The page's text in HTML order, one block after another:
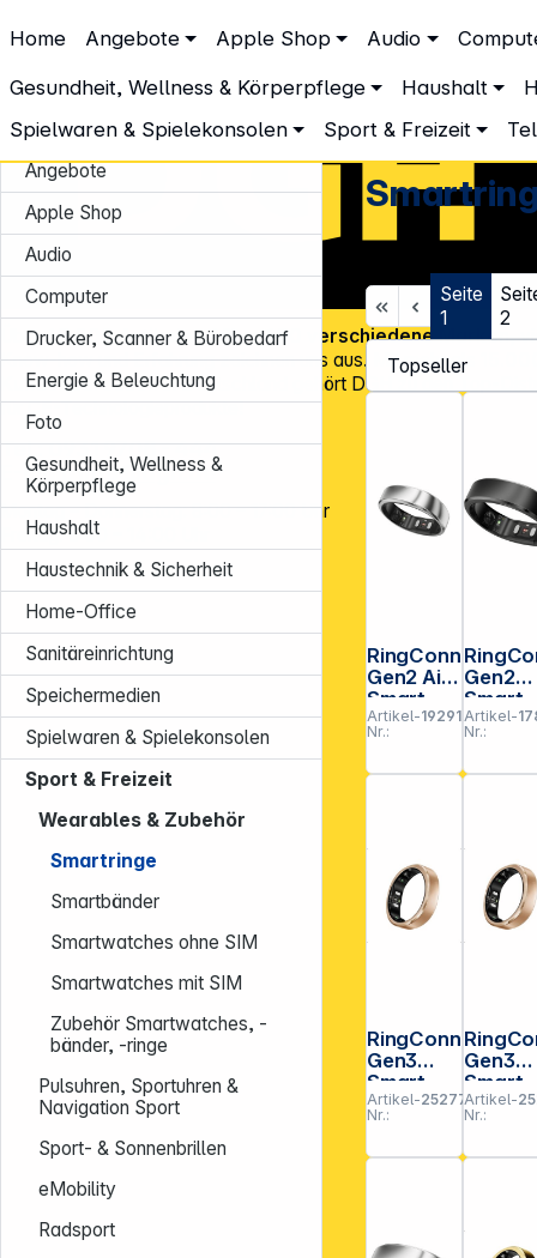
Home Angebote Apple Shop Audio
Gesundheit, Wellness & Körperpflege Haushalt
Spielwaren & Spielekonsolen
Sport & Freizeit
Sport & Freizeit Wearables & Zubehör Smartringe
Smartringe
Angebote
Apple Shop
Audio
Computer
Drucker, Scanner & Bürobedarf
Energie & Beleuchtung
Foto
Gesundheit, Wellness &
Körperpflege
Haushalt
Haustechnik & Sicherheit
Home-Office
Sanitäreinrichtung
Speichermedien
Spielwaren & Spielekonsolen
Sport & Freizeit
Wearables & Zubehör
Smartringe
Smartbänder
Smartwatches ohne SIM
Smartwatches mit SIM
Zubehör Smartwatches, -
bänder, -ringe
Pulsuhren, Sportuhren &
Navigation Sport
Sport- & Sonnenbrillen
eMobility
Radsport
Seite
1
2
RingConn
Gen2 Air
Smart
Ring
Silber
Größe 7
Artikel-
Nr.:
192917
Gen2
Smart
Ring
Schwarz
Artikel-
Nr.:
RingConn
Gen3
Smart
Ring
Größe 9
Rose
Artikel-
Nr.:
252774
Gen3
Smart
Ring
Größe 8
Rose
Artikel-
Nr.:
Über45.000 Artikelund über600 verschiedene Marken,
Know-how und Erfahrung zeichnen uns aus. Mit mehr als
Kundenadressenin Deutschland gehört DGH zu den Top-
für CE-Technologieprodukte!
Tel.: 0931 9708 - 444
E-Mail:info@dgh.de
Montag – Donnerstag: 8:00 – 17:00 Uhr
Freitag: 8:00 – 14:00 Uhr